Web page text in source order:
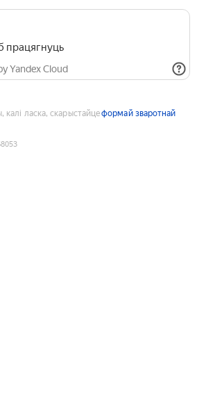
працягнуць
Yandex Cloud
калі ласка, скарыстайцеформай зваротнай